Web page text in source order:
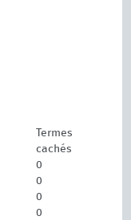
Termes
cachés
0
0
0
0